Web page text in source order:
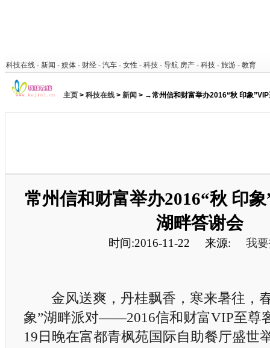
科技在线 - 新闻 - 娱体 - 财经 - 汽车 - 女性 - 科技 - 导航 房产 - 科技 - 旅游 - 教育
主页 > 科技在线 > 新闻 > →常州信和财富举办2016“秋 印象
常州信和财富举办2016“秋 印
湖畔答谢会
时间:2016-11-22 来源: 我
金风送爽，丹桂飘香，寒来暑往，
象”湖畔派对——2016信和财富VIP至尊
19日晚在富都青枫苑国际自助餐厅盛世